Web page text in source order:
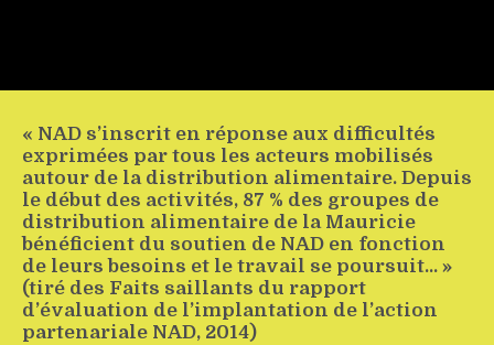
« NAD s’inscrit en réponse aux difficultés
exprimées par tous les acteurs mobilisés
autour de la distribution alimentaire. Depuis
le début des activités, 87 % des groupes de
distribution alimentaire de la Mauricie
bénéficient du soutien de NAD en fonction
de leurs besoins et le travail se poursuit… »
(tiré des Faits saillants du rapport
d’évaluation de l’implantation de l’action
partenariale NAD, 2014)